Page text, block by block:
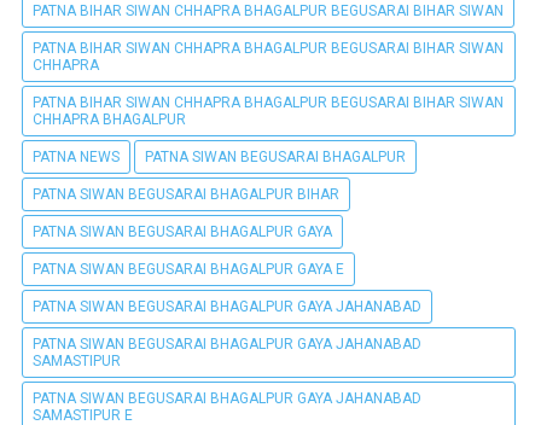
PATNA BIHAR SIWAN CHHAPRA BHAGALPUR BEGUSARAI BIHAR SIWAN
PATNA BIHAR SIWAN CHHAPRA BHAGALPUR BEGUSARAI BIHAR SIWAN
CHHAPRA
PATNA BIHAR SIWAN CHHAPRA BHAGALPUR BEGUSARAI BIHAR SIWAN
CHHAPRA BHAGALPUR
PATNA NEWS PATNA SIWAN BEGUSARAI BHAGALPUR
PATNA SIWAN BEGUSARAI BHAGALPUR BIHAR
PATNA SIWAN BEGUSARAI BHAGALPUR GAYA
PATNA SIWAN BEGUSARAI BHAGALPUR GAYA E
PATNA SIWAN BEGUSARAI BHAGALPUR GAYA JAHANABAD
PATNA SIWAN BEGUSARAI BHAGALPUR GAYA JAHANABAD
SAMASTIPUR
PATNA SIWAN BEGUSARAI BHAGALPUR GAYA JAHANABAD
SAMASTIPUR E